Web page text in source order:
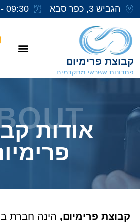
הגביש 3, כפר סבא 09:30 - 20:00 ימים א׳-ה׳
קבוצת פרימיום
פתרונות אשראי מתקדמים
אודות
קבוצת פרימיום, הינה חברת